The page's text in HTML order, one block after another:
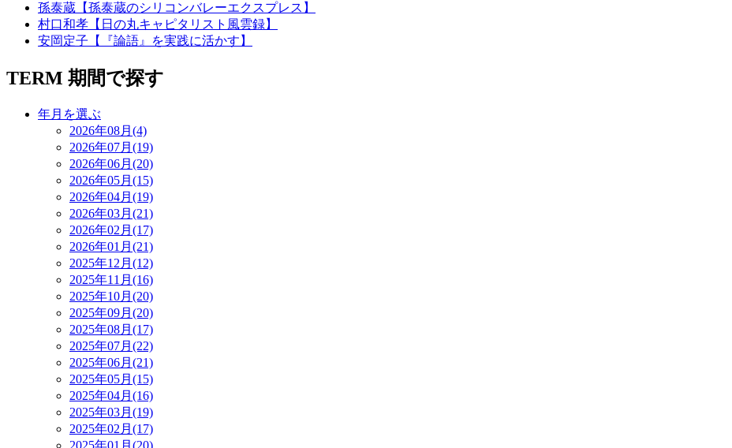
孫泰蔵【孫泰蔵のシリコンバレーエクスプレス】
村口和孝【日の丸キャピタリスト風雲録】
安岡定子【『論語』を実践に活かす】
TERM 期間で探す
年月を選ぶ
2026年08月(4)
2026年07月(19)
2026年06月(20)
2026年05月(15)
2026年04月(19)
2026年03月(21)
2026年02月(17)
2026年01月(21)
2025年12月(12)
2025年11月(16)
2025年10月(20)
2025年09月(20)
2025年08月(17)
2025年07月(22)
2025年06月(21)
2025年05月(15)
2025年04月(16)
2025年03月(19)
2025年02月(17)
2025年01月(20)